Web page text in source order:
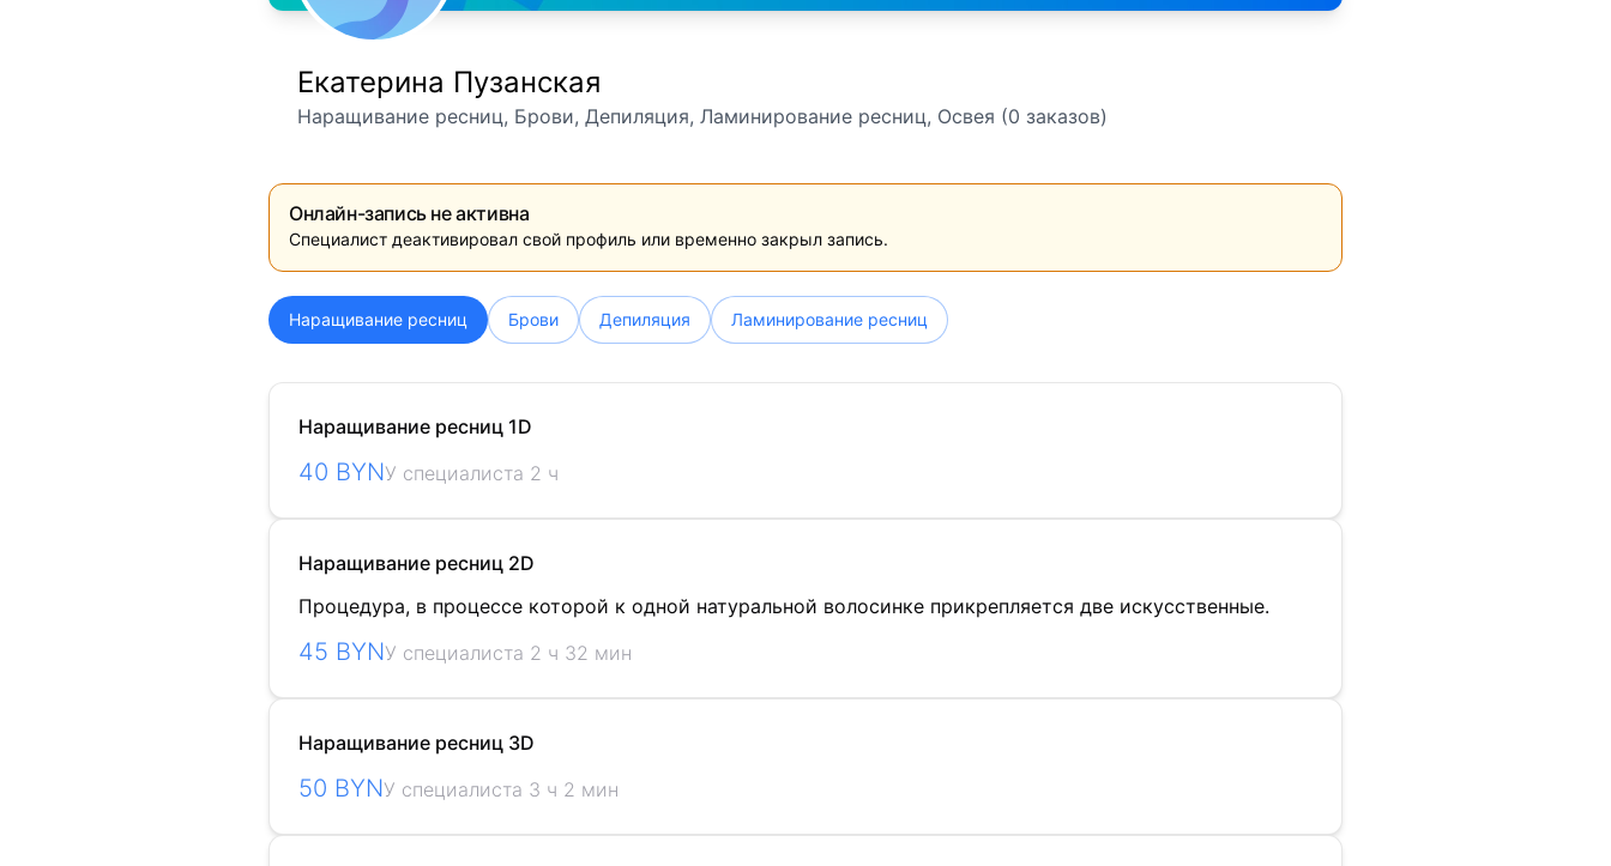
Екатерина Пузанская
Наращивание ресниц, Брови, Депиляция, Ламинирование ресниц, Освея (0 заказов)
Онлайн-запись не активна
Специалист деактивировал свой профиль или временно закрыл запись.
Наращивание ресниц Брови Депиляция Ламинирование ресниц
Наращивание ресниц 1D
40 BYNУ специалиста 2 ч
Наращивание ресниц 2D
Процедура, в процессе которой к одной натуральной волосинке прикрепляется две искусственные.
45 BYNУ специалиста 2 ч 32 мин
Наращивание ресниц 3D
50 BYNУ специалиста 3 ч 2 мин